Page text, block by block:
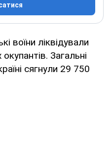
воїни ліквідували
Загальні
сягнули 29 750